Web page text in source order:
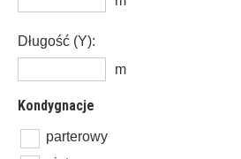
Długość (Y):
m
Kondygnacje
parterowy